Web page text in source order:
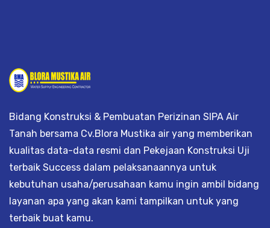
Bidang Konstruksi & Pembuatan Perizinan SIPA Air
Tanah bersama Cv.Blora Mustika air yang memberikan
kualitas data-data resmi dan Pekejaan Konstruksi Uji
terbaik Success dalam pelaksanaannya untuk
kebutuhan usaha/perusahaan kamu ingin ambil bidang
layanan apa yang akan kami tampilkan untuk yang
terbaik buat kamu.